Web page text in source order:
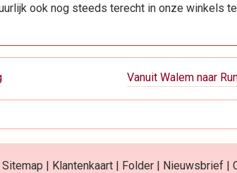
ook nog steeds terecht in onze winkels te
Vanuit Walem naar
Sitemap | Klantenkaart | Folder | Nieuwsbrief |